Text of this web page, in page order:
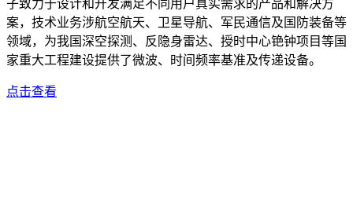
子致力于设计和开发满足不同用户真实需求的产品和解决方
案，技术业务涉航空航天、卫星导航、军民通信及国防装备等
领域，为我国深空探测、反隐身雷达、授时中心铯钟项目等国
家重大工程建设提供了微波、时间频率基准及传递设备。
点击查看